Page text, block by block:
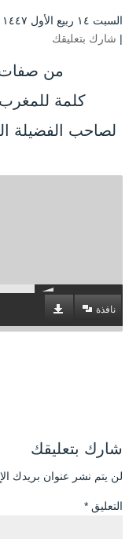
السبت ۱٤ ربيع الأول ۱٤٤۷ هـ الموافق ٦ سبتمبر ۲۰۲۵ مـ |
| شارك بتعليقك
من صفات
كلمة للمغرب في 13 ربيع
لصاحب الفضيلة
نافذة
شارك بتعليقك
لن يتم نشر عنوان بريدك
التعليق *